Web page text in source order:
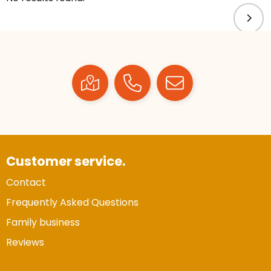
Customer service.
Contact
Frequently Asked Questions
Family business
Reviews